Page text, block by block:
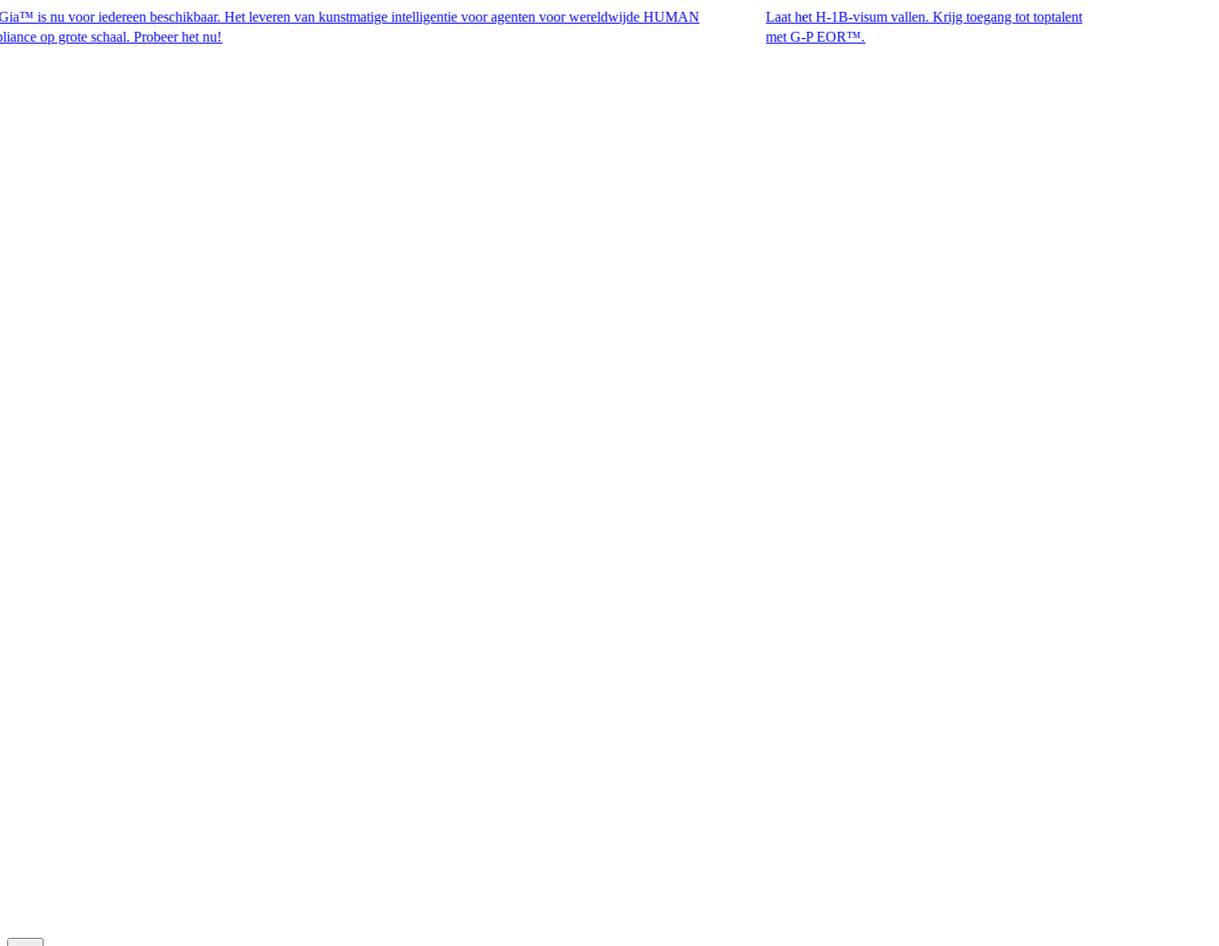
iedereen beschikbaar. Het leveren van kunstmatige intelligentie voor agenten voor wereldwijde HUMAN
schaal. Probeer het nu!​​
Laat het H-1B-visum vallen. Krijg toegang tot toptalent
met G-P EOR™.​​